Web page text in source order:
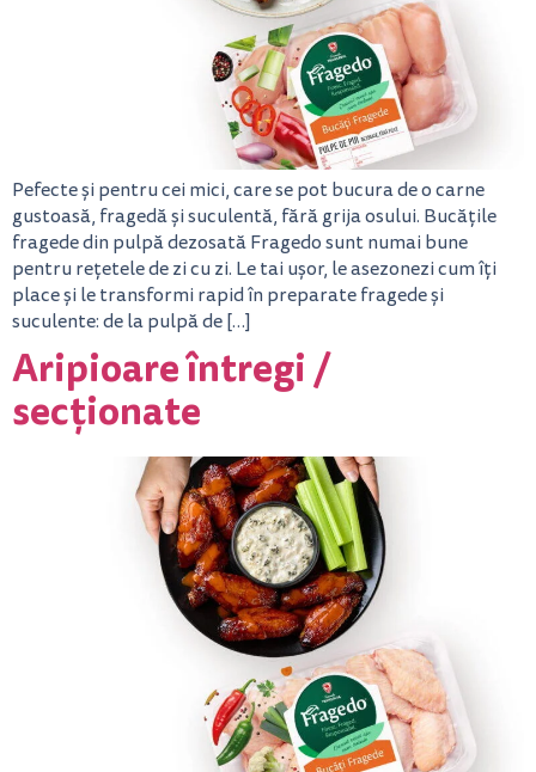
Pefecte și pentru cei mici, care se pot bucura de o carne
gustoasă, fragedă și suculentă, fără grija osului. Bucățile
fragede din pulpă dezosată Fragedo sunt numai bune
pentru rețetele de zi cu zi. Le tai ușor, le asezonezi cum îți
place și le transformi rapid în preparate fragede și
suculente: de la pulpă de […]
Aripioare întregi /
secționate